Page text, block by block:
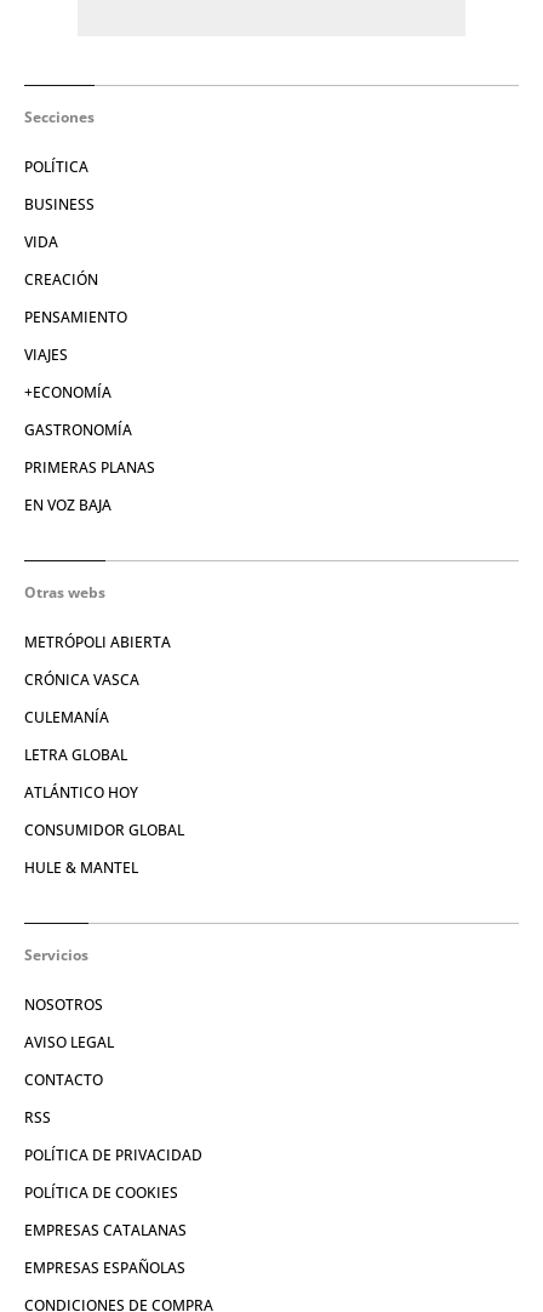
Secciones
POLÍTICA
BUSINESS
VIDA
CREACIÓN
PENSAMIENTO
VIAJES
+ECONOMÍA
GASTRONOMÍA
PRIMERAS PLANAS
EN VOZ BAJA
Otras webs
METRÓPOLI ABIERTA
CRÓNICA VASCA
CULEMANÍA
LETRA GLOBAL
ATLÁNTICO HOY
CONSUMIDOR GLOBAL
HULE & MANTEL
Servicios
NOSOTROS
AVISO LEGAL
CONTACTO
RSS
POLÍTICA DE PRIVACIDAD
POLÍTICA DE COOKIES
EMPRESAS CATALANAS
EMPRESAS ESPAÑOLAS
CONDICIONES DE COMPRA